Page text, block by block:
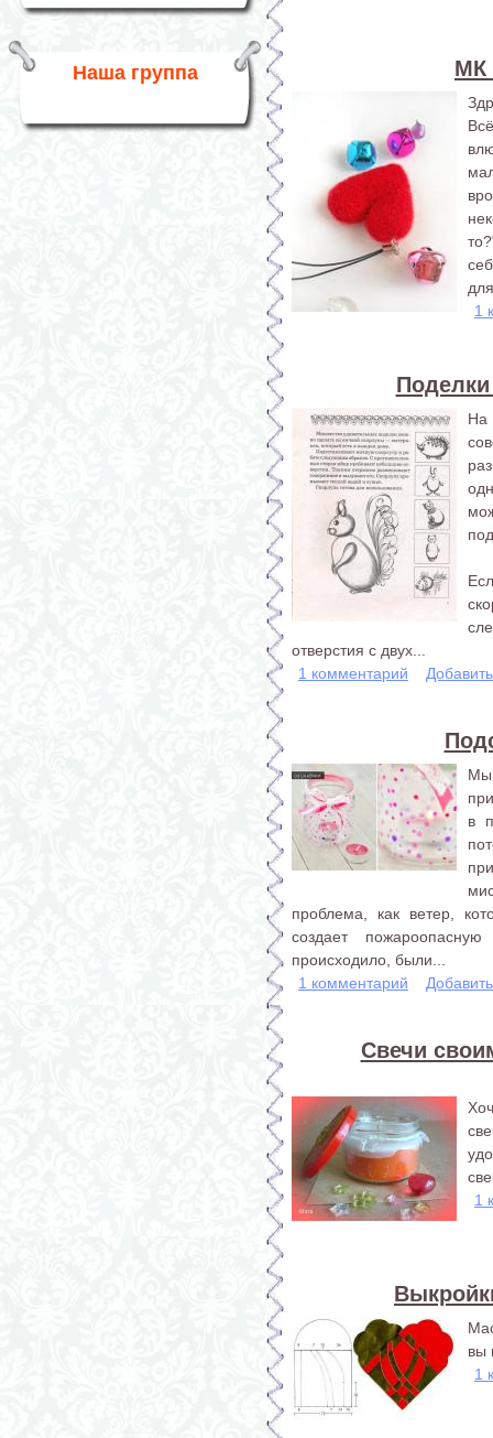
Наша группа МК
1
На
отверстия с двух...
1 комментарий
в
проблема, как ветер,
создает
происходило, были...
1 комментарий
Свечи
1
вы
1